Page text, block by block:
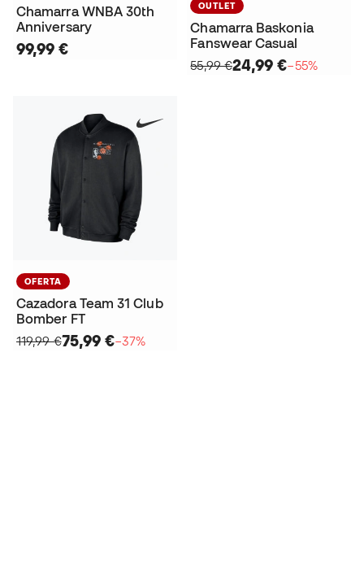
Chamarra WNBA 30th
Anniversary
99,99 €
OUTLET
Chamarra Baskonia
Fanswear Casual
55,99 €24,99 €−55%
OFERTA
Cazadora Team 31 Club
Bomber FT
119,99 €75,99 €−37%